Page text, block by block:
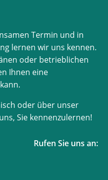
Termin und in
lernen wir uns kennen.
oder betrieblichen
Ihnen eine
oder über unser
Sie kennenzulernen!
Rufen Sie uns an: